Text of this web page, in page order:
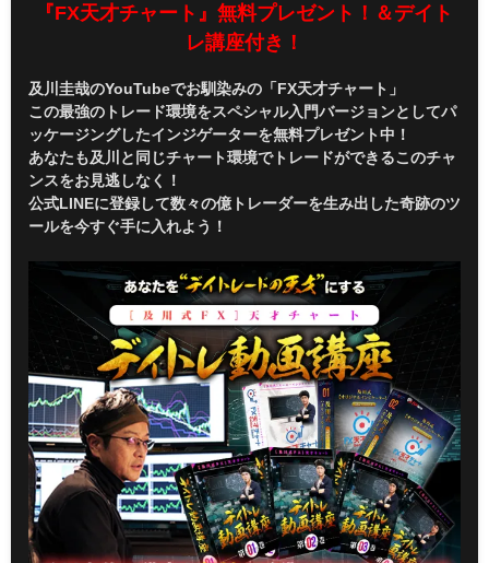
『FX天才チャート』無料プレゼント！＆デイト
レ講座付き！
及川圭哉のYouTubeでお馴染みの「FX天才チャート」
この最強のトレード環境をスペシャル入門バージョンとしてパ
ッケージングしたインジゲーターを無料プレゼント中！
あなたも及川と同じチャート環境でトレードができるこのチャ
ンスをお見逃しなく！
公式LINEに登録して数々の億トレーダーを生み出した奇跡のツ
ールを今すぐ手に入れよう！